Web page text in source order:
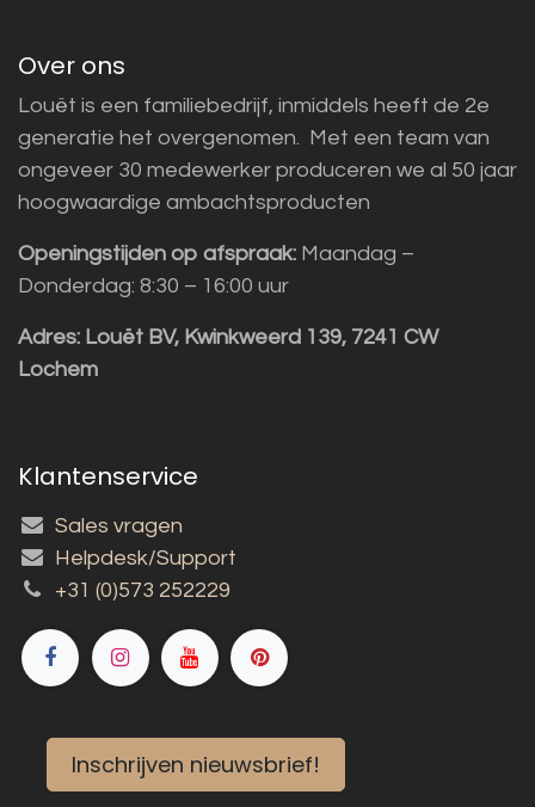
Over ons
Louët is een familiebedrijf, inmiddels heeft de 2e
generatie het overgenomen. Met een team van
ongeveer 30 medewerker produceren we al 50 jaar
hoogwaardige ambachtsproducten
Openingstijden op afspraak: Maandag –
Donderdag: 8:30 – 16:00 uur
Adres: Louët BV, Kwinkweerd 139, 7241 CW
Lochem
Klantenservice
Sales vragen
Helpdesk/Support
+31 (0)573 252229
Inschrijven nieuwsbrief!